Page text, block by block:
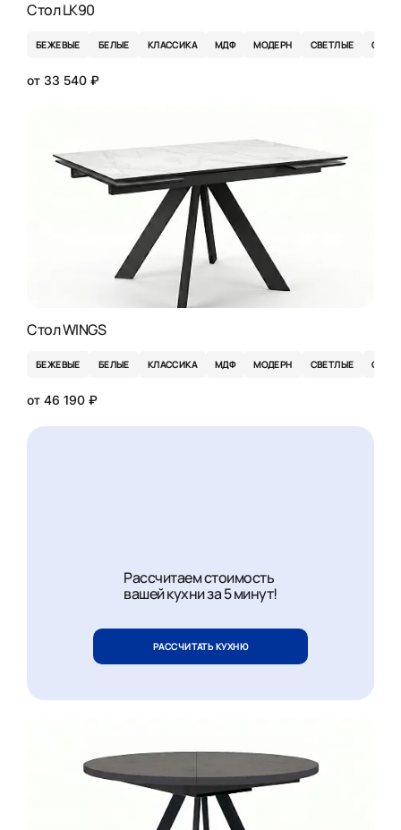
Стол LK90
БЕЖЕВЫЕ БЕЛЫЕ КЛАССИКА МДФ МОДЕРН СВЕТЛЫЕ
от 33 540 ₽
Стол WINGS
БЕЖЕВЫЕ БЕЛЫЕ КЛАССИКА МДФ МОДЕРН СВЕТЛЫЕ
от 46 190 ₽
Рассчитаем стоимость
вашей кухни за 5 минут!
РАССЧИТАТЬ КУХНЮ